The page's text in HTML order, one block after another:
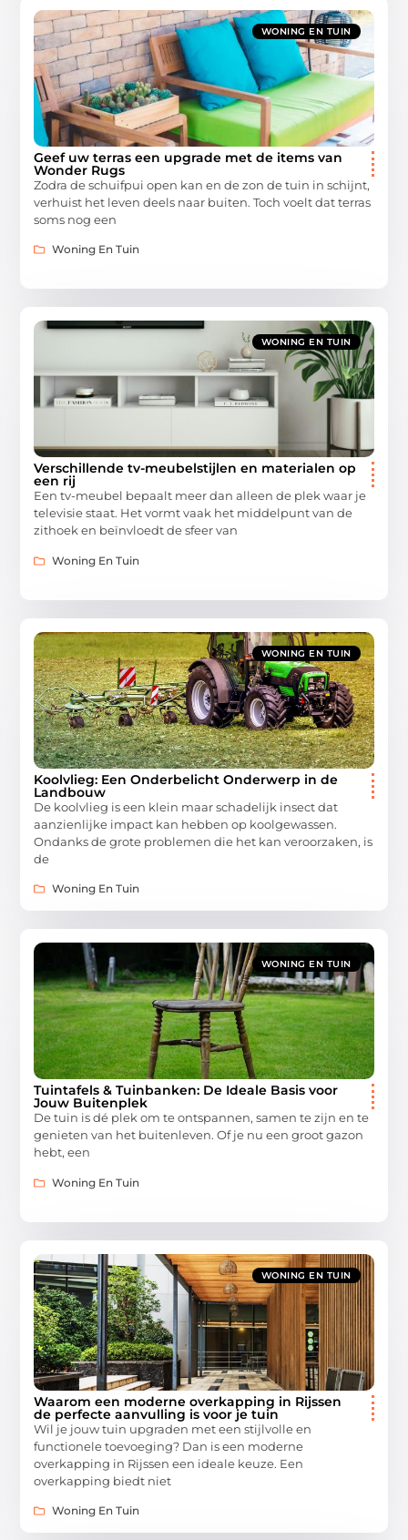
WONING EN TUIN
Geef uw terras een upgrade met de items van
Wonder Rugs
Zodra de schuifpui open kan en de zon de tuin in schijnt,
verhuist het leven deels naar buiten. Toch voelt dat terras
soms nog een
Woning En Tuin
WONING EN TUIN
Verschillende tv-meubelstijlen en materialen op
een rij
Een tv-meubel bepaalt meer dan alleen de plek waar je
televisie staat. Het vormt vaak het middelpunt van de
zithoek en beïnvloedt de sfeer van
Woning En Tuin
WONING EN TUIN
Koolvlieg: Een Onderbelicht Onderwerp in de
Landbouw
De koolvlieg is een klein maar schadelijk insect dat
aanzienlijke impact kan hebben op koolgewassen.
Ondanks de grote problemen die het kan veroorzaken, is
de
Woning En Tuin
WONING EN TUIN
Tuintafels & Tuinbanken: De Ideale Basis voor
Jouw Buitenplek
De tuin is dé plek om te ontspannen, samen te zijn en te
genieten van het buitenleven. Of je nu een groot gazon
hebt, een
Woning En Tuin
WONING EN TUIN
Waarom een moderne overkapping in Rijssen
de perfecte aanvulling is voor je tuin
Wil je jouw tuin upgraden met een stijlvolle en
functionele toevoeging? Dan is een moderne
overkapping in Rijssen een ideale keuze. Een
overkapping biedt niet
Woning En Tuin